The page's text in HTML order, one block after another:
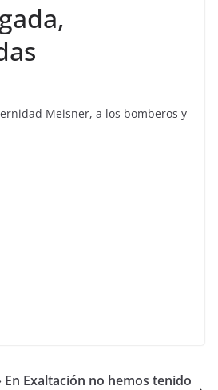
Meisner, a los bomberos y
En Exaltación no hemos tenido